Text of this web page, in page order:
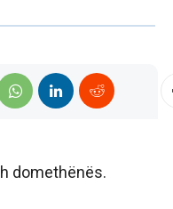
domethënës.